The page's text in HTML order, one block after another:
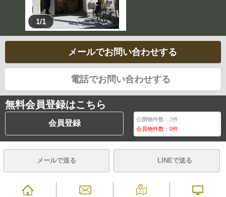
1/1
メールでお問い合わせする
電話でお問い合わせする
無料会員登録はこちら
会員登録 公開物件数：2件
会員物件数：0件
メールで送る LINEで送る